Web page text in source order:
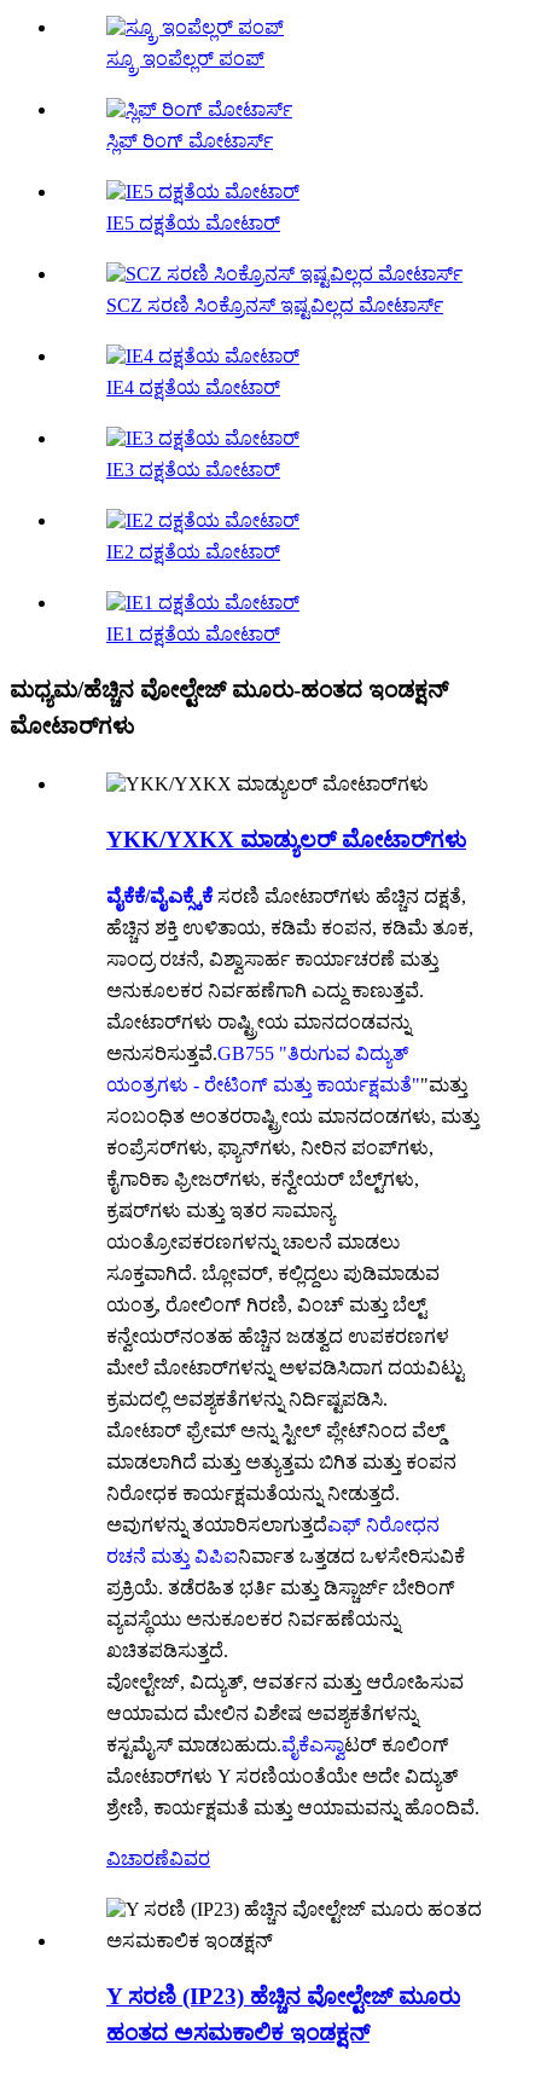
ಸ್ಕ್ರೂ ಇಂಪೆಲ್ಲರ್ ಪಂಪ್
ಸ್ಲಿಪ್ ರಿಂಗ್ ಮೋಟಾರ್ಸ್
IE5 ದಕ್ಷತೆಯ ಮೋಟಾರ್
SCZ ಸರಣಿ ಸಿಂಕ್ರೊನಸ್ ಇಷ್ಟವಿಲ್ಲದ ಮೋಟಾರ್ಸ್
IE4 ದಕ್ಷತೆಯ ಮೋಟಾರ್
IE3 ದಕ್ಷತೆಯ ಮೋಟಾರ್
IE2 ದಕ್ಷತೆಯ ಮೋಟಾರ್
IE1 ದಕ್ಷತೆಯ ಮೋಟಾರ್
ಮಧ್ಯಮ/ಹೆಚ್ಚಿನ ವೋಲ್ಟೇಜ್ ಮೂರು-ಹಂತದ ಇಂಡಕ್ಷನ್
ಮೋಟಾರ್‌ಗಳು
YKK/YXKX ಮಾಡ್ಯುಲರ್ ಮೋಟಾರ್‌ಗಳು
ವೈಕೆಕೆ/ವೈಎಕ್ಸ್ಕೆಕೆ ಸರಣಿ ಮೋಟಾರ್‌ಗಳು ಹೆಚ್ಚಿನ ದಕ್ಷತೆ,
ಹೆಚ್ಚಿನ ಶಕ್ತಿ ಉಳಿತಾಯ, ಕಡಿಮೆ ಕಂಪನ, ಕಡಿಮೆ ತೂಕ,
ಸಾಂದ್ರ ರಚನೆ, ವಿಶ್ವಾಸಾರ್ಹ ಕಾರ್ಯಾಚರಣೆ ಮತ್ತು
ಅನುಕೂಲಕರ ನಿರ್ವಹಣೆಗಾಗಿ ಎದ್ದು ಕಾಣುತ್ತವೆ.
ಮೋಟಾರ್‌ಗಳು ರಾಷ್ಟ್ರೀಯ ಮಾನದಂಡವನ್ನು
ಅನುಸರಿಸುತ್ತವೆ.GB755 "ತಿರುಗುವ ವಿದ್ಯುತ್
ಯಂತ್ರಗಳು - ರೇಟಿಂಗ್ ಮತ್ತು ಕಾರ್ಯಕ್ಷಮತೆ""ಮತ್ತು
ಸಂಬಂಧಿತ ಅಂತರರಾಷ್ಟ್ರೀಯ ಮಾನದಂಡಗಳು, ಮತ್ತು
ಕಂಪ್ರೆಸರ್‌ಗಳು, ಫ್ಯಾನ್‌ಗಳು, ನೀರಿನ ಪಂಪ್‌ಗಳು,
ಕೈಗಾರಿಕಾ ಫ್ರೀಜರ್‌ಗಳು, ಕನ್ವೇಯರ್ ಬೆಲ್ಟ್‌ಗಳು,
ಕ್ರಷರ್‌ಗಳು ಮತ್ತು ಇತರ ಸಾಮಾನ್ಯ
ಯಂತ್ರೋಪಕರಣಗಳನ್ನು ಚಾಲನೆ ಮಾಡಲು
ಸೂಕ್ತವಾಗಿದೆ. ಬ್ಲೋವರ್, ಕಲ್ಲಿದ್ದಲು ಪುಡಿಮಾಡುವ
ಯಂತ್ರ, ರೋಲಿಂಗ್ ಗಿರಣಿ, ವಿಂಚ್ ಮತ್ತು ಬೆಲ್ಟ್
ಕನ್ವೇಯರ್‌ನಂತಹ ಹೆಚ್ಚಿನ ಜಡತ್ವದ ಉಪಕರಣಗಳ
ಮೇಲೆ ಮೋಟಾರ್‌ಗಳನ್ನು ಅಳವಡಿಸಿದಾಗ ದಯವಿಟ್ಟು
ಕ್ರಮದಲ್ಲಿ ಅವಶ್ಯಕತೆಗಳನ್ನು ನಿರ್ದಿಷ್ಟಪಡಿಸಿ.
ಮೋಟಾರ್ ಫ್ರೇಮ್ ಅನ್ನು ಸ್ಟೀಲ್ ಪ್ಲೇಟ್‌ನಿಂದ ವೆಲ್ಡ್
ಮಾಡಲಾಗಿದೆ ಮತ್ತು ಅತ್ಯುತ್ತಮ ಬಿಗಿತ ಮತ್ತು ಕಂಪನ
ನಿರೋಧಕ ಕಾರ್ಯಕ್ಷಮತೆಯನ್ನು ನೀಡುತ್ತದೆ.
ಅವುಗಳನ್ನು ತಯಾರಿಸಲಾಗುತ್ತದೆಎಫ್ ನಿರೋಧನ
ರಚನೆ ಮತ್ತು ವಿಪಿಐನಿರ್ವಾತ ಒತ್ತಡದ ಒಳಸೇರಿಸುವಿಕೆ
ಪ್ರಕ್ರಿಯೆ. ತಡೆರಹಿತ ಭರ್ತಿ ಮತ್ತು ಡಿಸ್ಚಾರ್ಜ್ ಬೇರಿಂಗ್
ವ್ಯವಸ್ಥೆಯು ಅನುಕೂಲಕರ ನಿರ್ವಹಣೆಯನ್ನು
ಖಚಿತಪಡಿಸುತ್ತದೆ.
ವೋಲ್ಟೇಜ್, ವಿದ್ಯುತ್, ಆವರ್ತನ ಮತ್ತು ಆರೋಹಿಸುವ
ಆಯಾಮದ ಮೇಲಿನ ವಿಶೇಷ ಅವಶ್ಯಕತೆಗಳನ್ನು
ಕಸ್ಟಮೈಸ್ ಮಾಡಬಹುದು.ವೈಕೆಎಸ್ವಾಟರ್ ಕೂಲಿಂಗ್
ಮೋಟಾರ್‌ಗಳು Y ಸರಣಿಯಂತೆಯೇ ಅದೇ ವಿದ್ಯುತ್
ಶ್ರೇಣಿ, ಕಾರ್ಯಕ್ಷಮತೆ ಮತ್ತು ಆಯಾಮವನ್ನು ಹೊಂದಿವೆ.
ವಿಚಾರಣೆವಿವರ
Y ಸರಣಿ (IP23) ಹೆಚ್ಚಿನ ವೋಲ್ಟೇಜ್ ಮೂರು
ಹಂತದ ಅಸಮಕಾಲಿಕ ಇಂಡಕ್ಷನ್